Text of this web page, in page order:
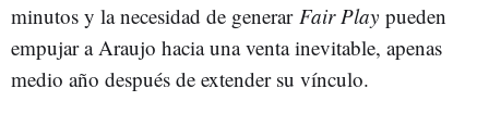
minutos y la necesidad de generar Fair Play pueden
empujar a Araujo hacia una venta inevitable, apenas
medio año después de extender su vínculo.